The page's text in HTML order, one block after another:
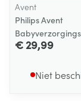
Avent
Philips Avent
€ 29,99
Niet